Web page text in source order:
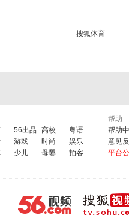
搜狐体育
56出品 高校
粤语
游戏 时尚
娱乐
少儿 母婴 拍客
帮助
帮助
意见
平台